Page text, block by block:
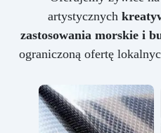
artystycznych
zastosowania morskie i
ograniczoną ofertę